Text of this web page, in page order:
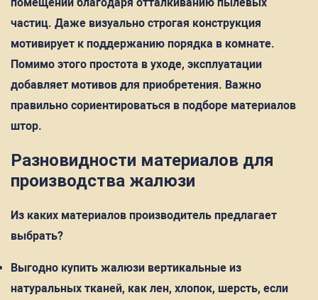
частиц. Даже визуально строгая конструкция
мотивирует к поддержанию порядка в комнате.
Помимо этого простота в уходе, эксплуатации
добавляет мотивов для приобретения. Важно
правильно сориентироваться в подборе материалов
штор.
Разновидности материалов для
производства жалюзи
Из каких материалов производитель предлагает
выбрать?
Выгодно купить жалюзи вертикальные из
натуральных тканей, как лен, хлопок, шерсть, если